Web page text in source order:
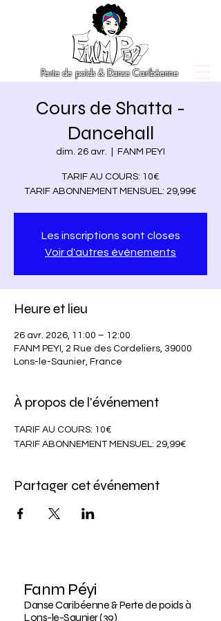
Perte de poids & Danse Caribéenne
Cours de Shatta -
Dancehall
dim. 26 avr. FANM PEYI
TARIF AU COURS: 10€
TARIF ABONNEMENT MENSUEL: 29,99€
Les inscriptions sont closes
Voir d'autres événements
Heure et lieu
26 avr. 2026, 11:00 – 12:00
FANM PEYI, 2 Rue des Cordeliers, 39000
Lons-le-Saunier, France
À propos de l'événement
TARIF AU COURS: 10€
TARIF ABONNEMENT MENSUEL: 29,99€
Partager cet événement
Fanm Péyi
Danse Caribéenne & Perte de poids à
Lons-le-Saunier (39)